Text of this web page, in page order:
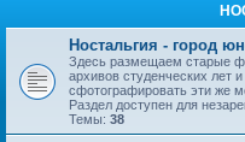
Ностальгия - город
Здесь размещаем старые
архивов студенческих лет
сфотографировать эти же
Раздел доступен для
Темы: 38